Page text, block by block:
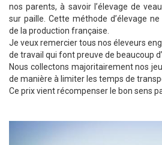
nos parents, à savoir l’élevage de
sur paille. Cette méthode d’élevage
de la production française.
Je veux remercier tous nos éleveurs
de travail qui font preuve de beaucoup
Nous collectons majoritairement nos
de manière à limiter les temps de
Ce prix vient récompenser le bon sens